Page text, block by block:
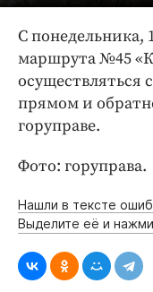
Общество
Погода
Праздники
ПРОЕКТЫ
Блоги
С понедельника,
маршрута №45
осуществляться
прямом и
горуправе.
Фото: горуправа.
Нашли в тексте
Выделите её и